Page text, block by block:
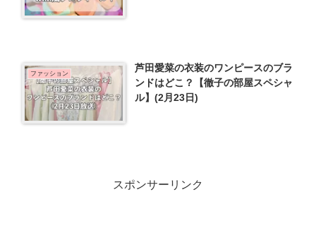
ファッション
芦田愛菜の衣装のワンピースのブラ
ンドはどこ？【徹子の部屋スペシャ
ル】(2月23日)
スポンサーリンク